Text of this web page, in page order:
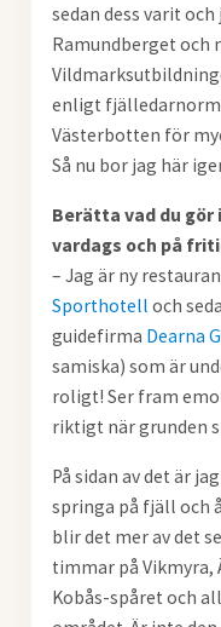
sedan dess varit
Ramundberget och
enligt
Västerbotten för
Så nu bor jag här
Berätta vad du
vardags och på
– Jag är ny
Sporthotell och
guidefirma Dearna
samiska) som är
roligt! Ser fram
riktigt när grunden
På sidan av det är
springa på fjäll och
blir det mer av det
timmar på
Kobås-spåret och